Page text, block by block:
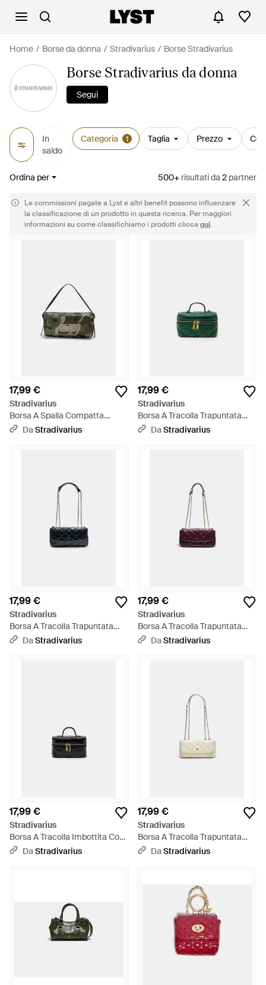
Home Borse da donna Stradivarius Borse Stradivarius
Borse Stradivarius da donna
Segui
In
saldo
Categoria 1 Taglia Prezzo
Ordina per 500+ risultatida 2 partner
Le commissioni pagate a Lyst e altri benefit possono influenzare
la classificazione di un prodotto in questa ricerca. Per maggiori
informazioni su come classifichiamo i prodotti clicca qui.
17,99 €
Stradivarius
Borsa A Spalla Compatta
Stampata Con Chiusura -
DaStradivarius
17,99 €
Stradivarius
Borsa A Tracolla Trapuntata
Con Manico - Verde
DaStradivarius
17,99 €
Stradivarius
Borsa A Tracolla Trapuntata
Con Catena - Bianco
DaStradivarius
17,99 €
Stradivarius
Borsa A Tracolla Trapuntata
Con Catena - Bianco
DaStradivarius
17,99 €
Stradivarius
Borsa A Tracolla Imbottita Con
Manico - Nero
DaStradivarius
17,99 €
Stradivarius
Borsa A Tracolla Trapuntata
Con Catena - Bianco
DaStradivarius